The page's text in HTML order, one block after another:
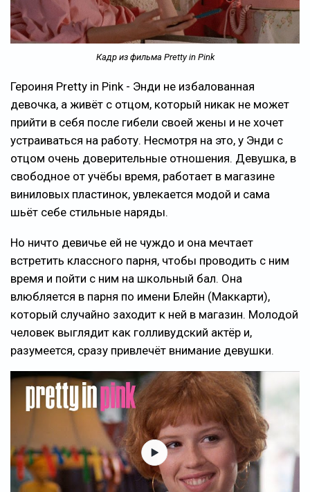
Кадр из фильма Pretty in Pink
Героиня Pretty in Pink - Энди не избалованная
девочка, а живёт с отцом, который никак не может
прийти в себя после гибели своей жены и не хочет
устраиваться на работу. Несмотря на это, у Энди с
отцом очень доверительные отношения. Девушка, в
свободное от учёбы время, работает в магазине
виниловых пластинок, увлекается модой и сама
шьёт себе стильные наряды.
Но ничто девичье ей не чуждо и она мечтает
встретить классного парня, чтобы проводить с ним
время и пойти с ним на школьный бал. Она
влюбляется в парня по имени Блейн (Маккарти),
который случайно заходит к ней в магазин. Молодой
человек выглядит как голливудский актёр и,
разумеется, сразу привлечёт внимание девушки.